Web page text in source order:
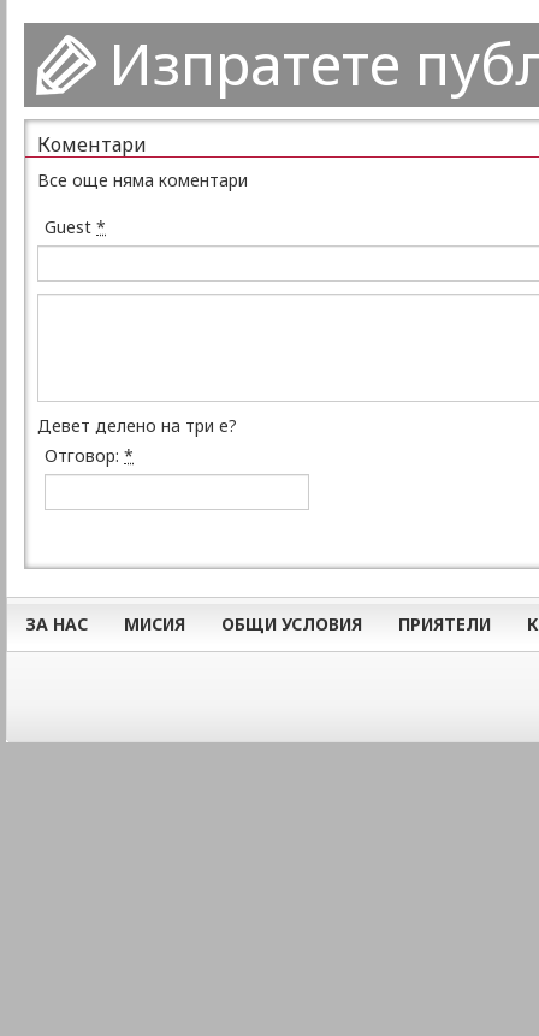
Изпратете
Коментари
Все още няма коментари
Guest *
Девет делено на три е?
Отговор: *
ЗА НАС МИСИЯ ОБЩИ УСЛОВИЯ ПРИЯТЕЛИ